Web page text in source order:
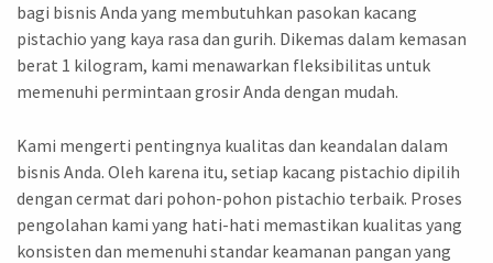
bagi bisnis Anda yang membutuhkan pasokan kacang
pistachio yang kaya rasa dan gurih. Dikemas dalam kemasan
berat 1 kilogram, kami menawarkan fleksibilitas untuk
memenuhi permintaan grosir Anda dengan mudah.
Kami mengerti pentingnya kualitas dan keandalan dalam
bisnis Anda. Oleh karena itu, setiap kacang pistachio dipilih
dengan cermat dari pohon-pohon pistachio terbaik. Proses
pengolahan kami yang hati-hati memastikan kualitas yang
konsisten dan memenuhi standar keamanan pangan yang